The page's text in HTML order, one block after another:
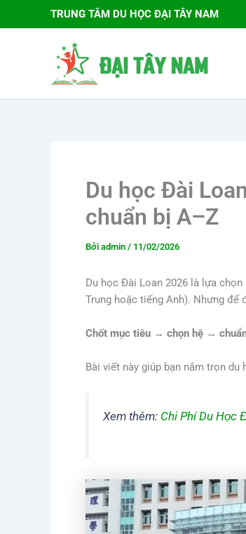
TRUNG TÂM DU HỌC ĐẠI TÂY NAM
Du học Đài
chuẩn bị A–Z
Bởi admin / 11/02/2026
Du học Đài Loan 2026 là lựa
Trung hoặc tiếng Anh). Nhưng để
Chốt mục tiêu → chọn hệ →
Bài viết này giúp bạn nắm trọn
Xem thêm: Chi Phí Du Học